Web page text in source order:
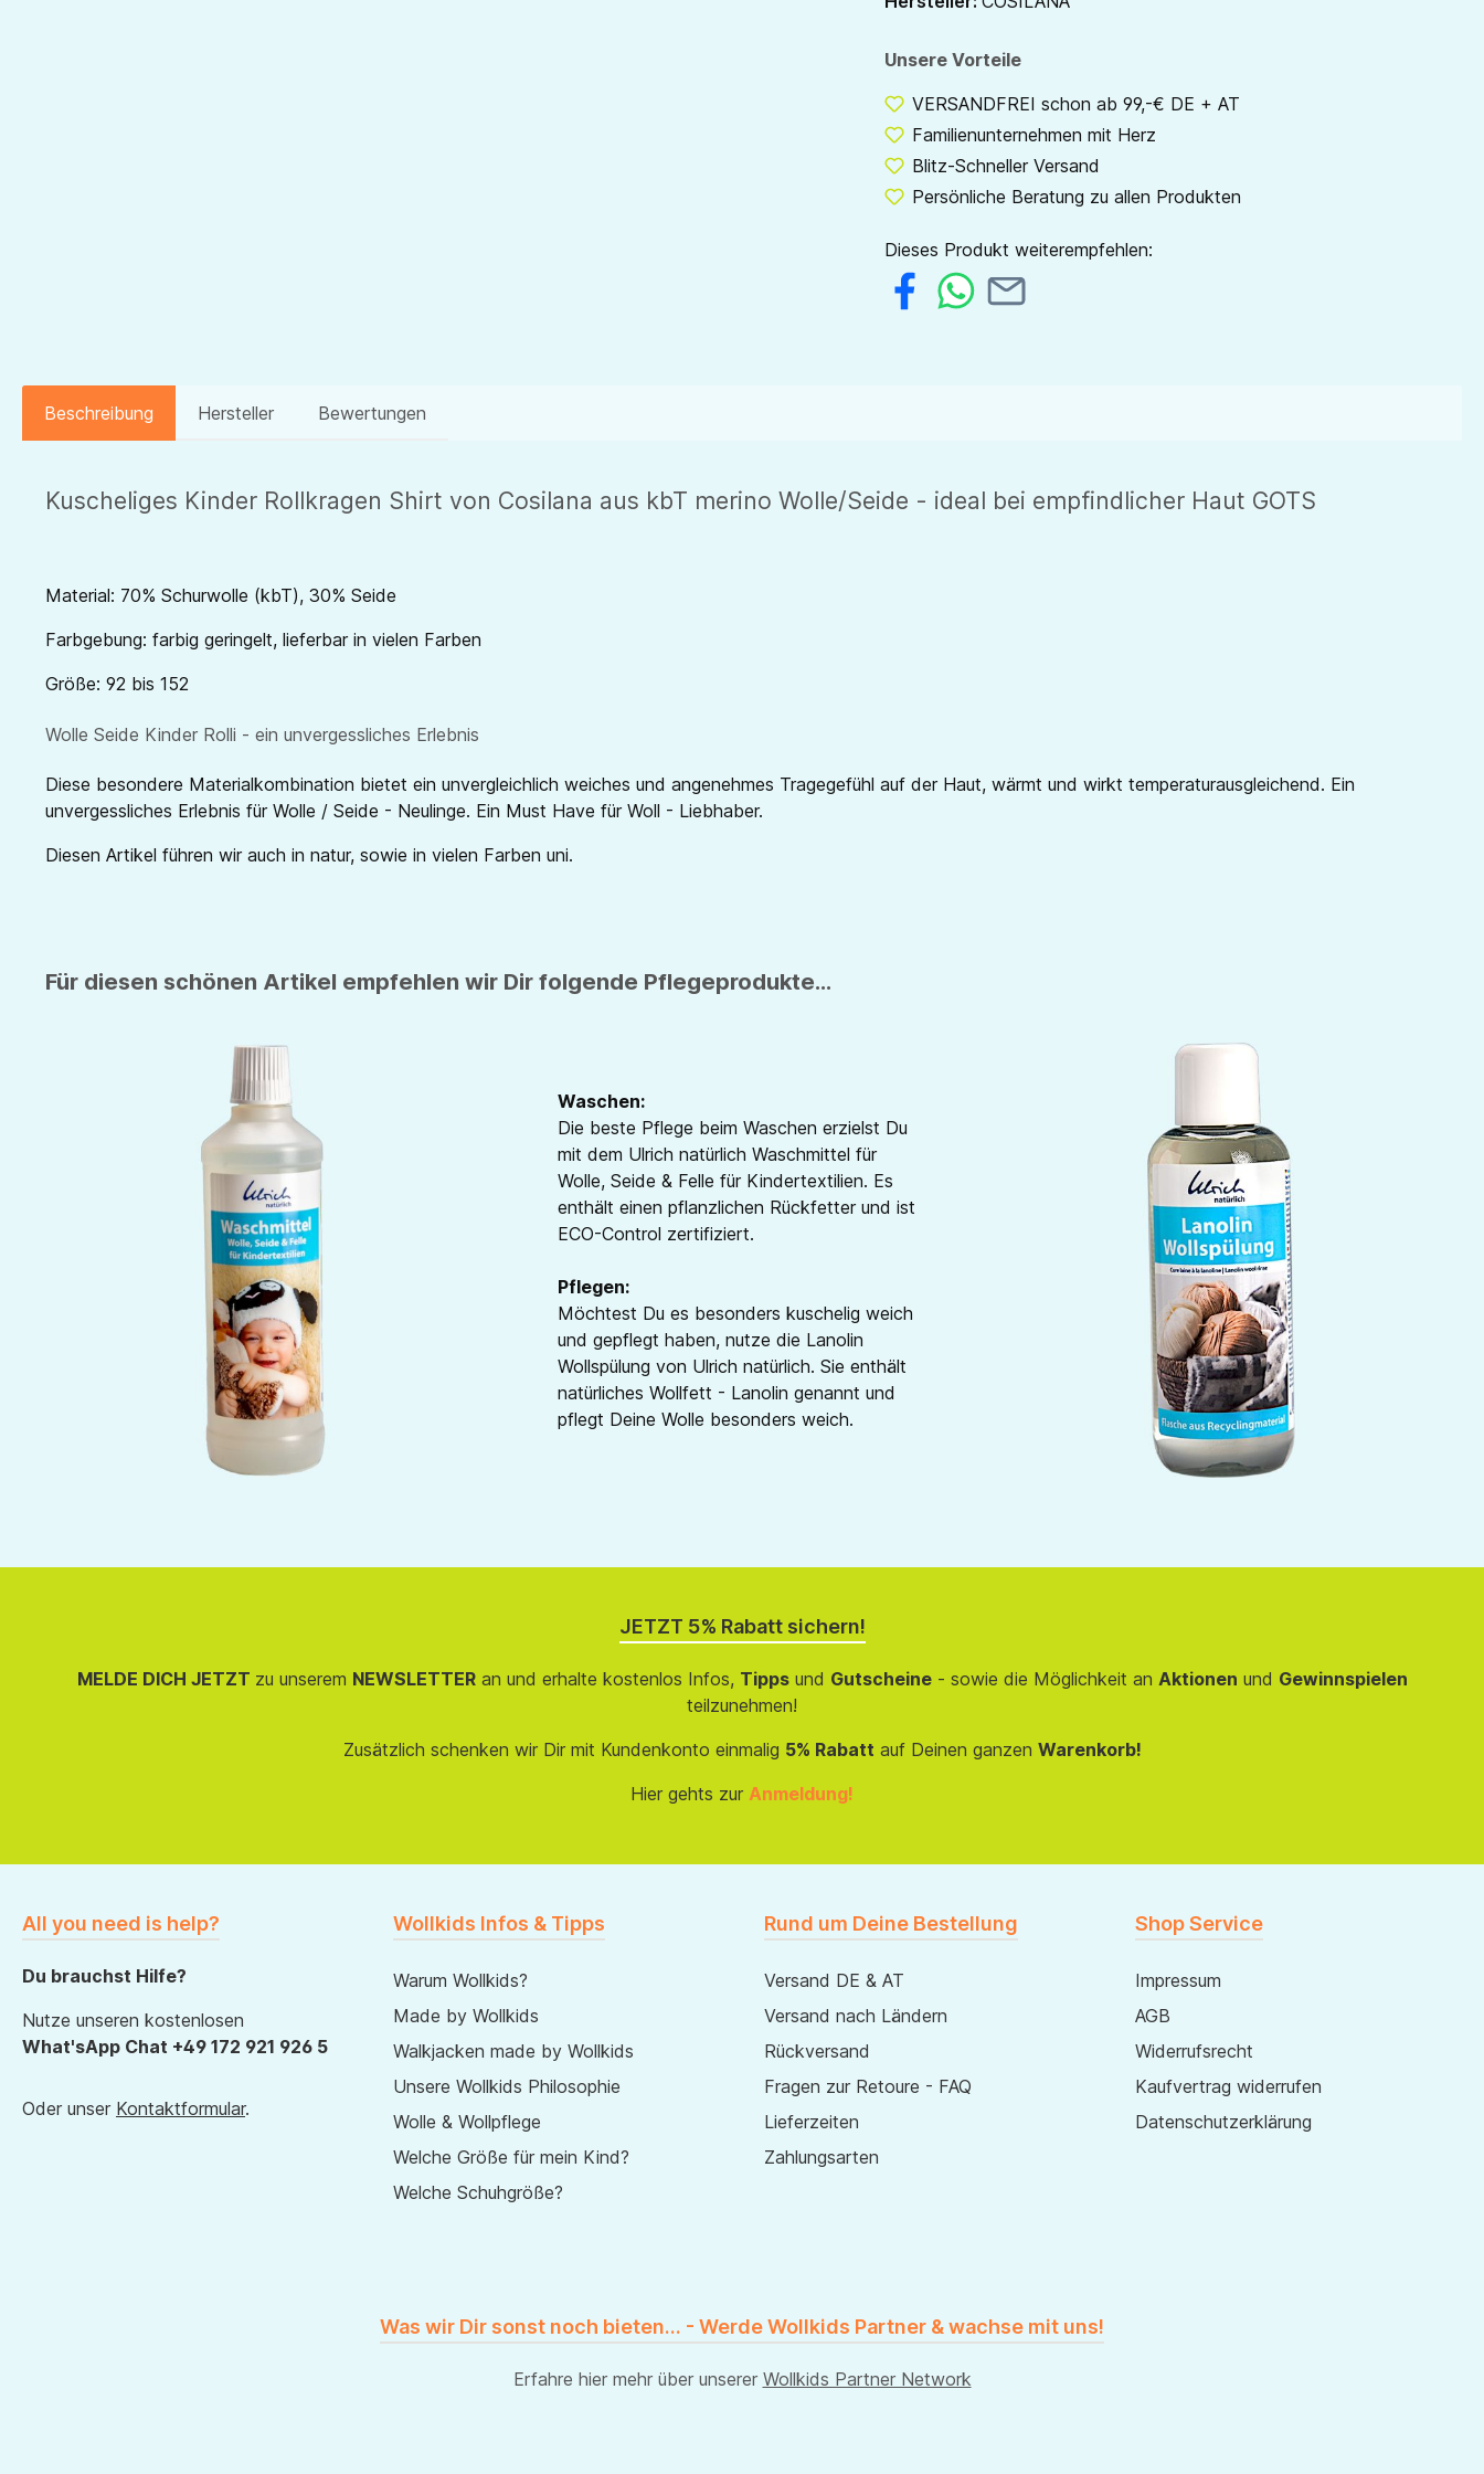
Unsere Vorteile
VERSANDFREI schon ab 99,-€ DE + AT
Familienunternehmen mit Herz
Blitz-Schneller Versand
Persönliche Beratung zu allen Produkten
Dieses Produkt weiterempfehlen:
Beschreibung Hersteller Bewertungen
Kuscheliges Kinder Rollkragen Shirt von Cosilana aus kbT merino Wolle/Seide - ideal bei empfindlicher Haut GOTS
Material: 70% Schurwolle (kbT), 30% Seide
Farbgebung: farbig geringelt, lieferbar in vielen Farben
Größe: 92 bis 152
Wolle Seide Kinder Rolli - ein unvergessliches Erlebnis
Diese besondere Materialkombination bietet ein unvergleichlich weiches und angenehmes Tragegefühl auf der Haut, wärmt und wirkt temperaturausgleichend. Ein
unvergessliches Erlebnis für Wolle / Seide - Neulinge. Ein Must Have für Woll - Liebhaber.
Diesen Artikel führen wir auch in natur, sowie in vielen Farben uni.
Für diesen schönen Artikel empfehlen wir Dir folgende Pflegeprodukte...
Waschen:
Die beste Pflege beim Waschen erzielst Du
mit dem Ulrich natürlich Waschmittel für
Wolle, Seide & Felle für Kindertextilien. Es
enthält einen pflanzlichen Rückfetter und ist
ECO-Control zertifiziert.
Pflegen:
Möchtest Du es besonders kuschelig weich
und gepflegt haben, nutze die Lanolin
Wollspülung von Ulrich natürlich. Sie enthält
natürliches Wollfett - Lanolin genannt und
pflegt Deine Wolle besonders weich.
JETZT 5% Rabatt sichern!
MELDE DICH JETZT zu unserem NEWSLETTERan und erhalte kostenlos Infos, Tippsund Gutscheine- sowie die Möglichkeit an Aktionen und Gewinnspielen
teilzunehmen!
Zusätzlich schenken wir Dir mit Kundenkonto einmalig 5% Rabatt auf Deinen ganzen Warenkorb!
Hier gehts zur Anmeldung!
All you need is help?
Du brauchst Hilfe?
Nutze unseren kostenlosen
What'sApp Chat +49 172 921 926 5
Oder unser Kontaktformular.
Wollkids Infos & Tipps
Warum Wollkids?
Made by Wollkids
Walkjacken made by Wollkids
Unsere Wollkids Philosophie
Wolle & Wollpflege
Welche Größe für mein Kind?
Welche Schuhgröße?
Rund um Deine Bestellung
Versand DE & AT
Versand nach Ländern
Rückversand
Fragen zur Retoure - FAQ
Lieferzeiten
Zahlungsarten
Shop Service
Impressum
AGB
Widerrufsrecht
Kaufvertrag widerrufen
Datenschutzerklärung
Was wir Dir sonst noch bieten... - Werde Wollkids Partner & wachse mit uns!
Erfahre hier mehr über unserer Wollkids Partner Network